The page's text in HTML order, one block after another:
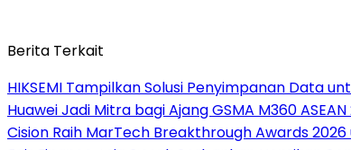
Berita Terkait
HIKSEMI Tampilkan Solusi Penyimpanan Data
Huawei Jadi Mitra bagi Ajang GSMA M360
Cision Raih MarTech Breakthrough Awards